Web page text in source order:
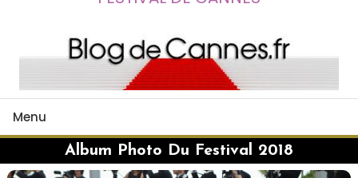
Menu
Album Photo Du Festival 2018